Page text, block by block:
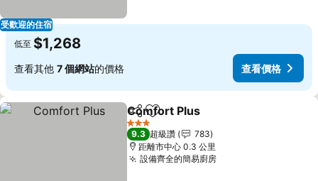
受歡迎的住宿
低至 $1,268
查看其他 7 個網站的價格 查看價格
分享 加入我的最愛
Comfort Plus
3 星級
9.3 超級讚
783
距離市中心 0.3 公里
設備齊全的簡易廚房查看價格